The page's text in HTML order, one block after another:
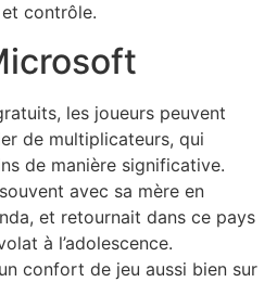
contrôle.
les joueurs peuvent
de multiplicateurs, qui
de manière significative.
avec sa mère en
et retournait dans ce pays
à l’adolescence.
un confort de jeu aussi bien sur